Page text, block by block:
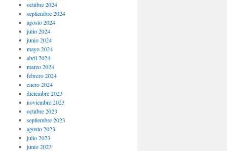
octubre 2024
septiembre 2024
agosto 2024
julio 2024
junio 2024
mayo 2024
abril 2024
marzo 2024
febrero 2024
enero 2024
diciembre 2023
noviembre 2023
octubre 2023
septiembre 2023
agosto 2023
julio 2023
junio 2023